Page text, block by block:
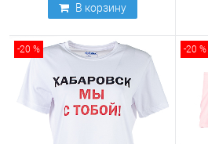
В корзину
-20 % -20 %